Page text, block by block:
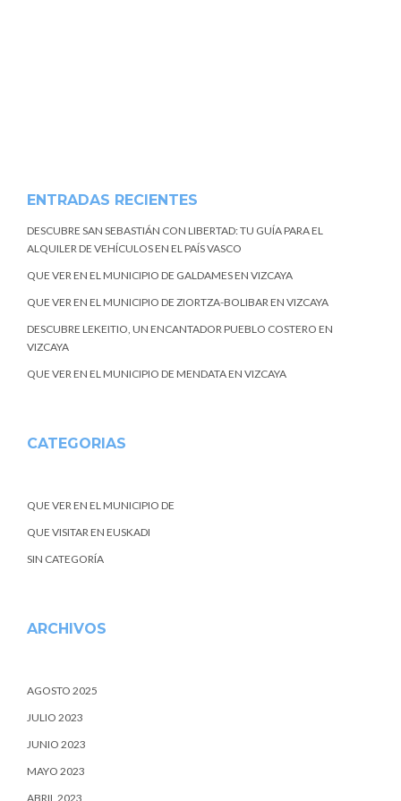
ENTRADAS RECIENTES
DESCUBRE SAN SEBASTIÁN CON LIBERTAD: TU GUÍA PARA EL
ALQUILER DE VEHÍCULOS EN EL PAÍS VASCO
QUE VER EN EL MUNICIPIO DE GALDAMES EN VIZCAYA
QUE VER EN EL MUNICIPIO DE ZIORTZA-BOLIBAR EN VIZCAYA
DESCUBRE LEKEITIO, UN ENCANTADOR PUEBLO COSTERO EN
VIZCAYA
QUE VER EN EL MUNICIPIO DE MENDATA EN VIZCAYA
CATEGORIAS
QUE VER EN EL MUNICIPIO DE
QUE VISITAR EN EUSKADI
SIN CATEGORÍA
ARCHIVOS
AGOSTO 2025
JULIO 2023
JUNIO 2023
MAYO 2023
ABRIL 2023